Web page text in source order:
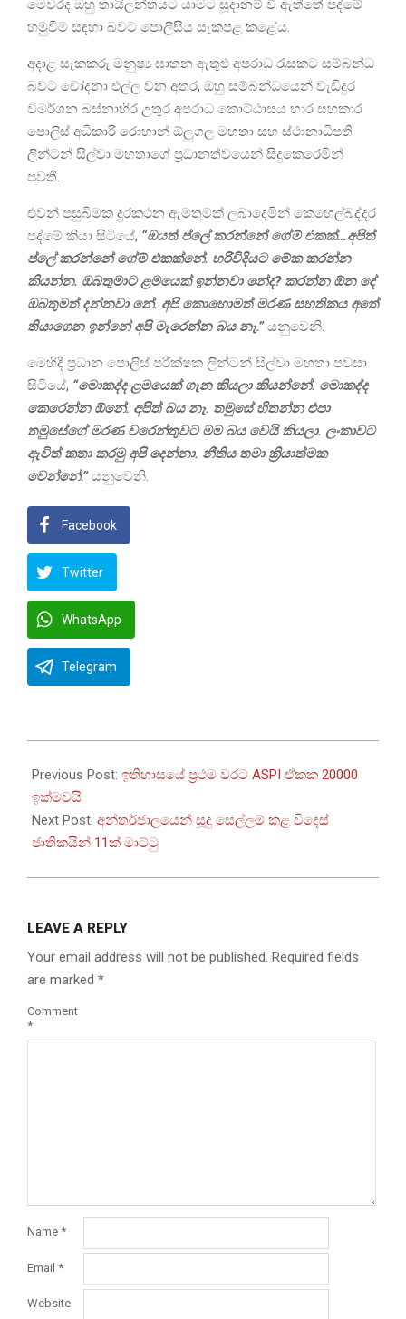
මෙවරද ඔහු තායිලන්තයට යාමට සූදානම් වී ඇත්තේ පද්මේ
හමුවීම සඳහා බවට පොලීසිය සැකපළ කළේය.
අදාළ සැකකරු මනුෂ්‍ය ඝාතන ඇතුළු අපරාධ රැසකට සම්බන්ධ
බවට චෝදනා එල්ල වන අතර, ඔහු සම්බන්ධයෙන් වැඩිදුර
විමර්ශන බස්නාහිර උතුර අපරාධ කොට්ඨාසය භාර සහකාර
පොලිස් අධිකාරි රොහාන් ඕලුගල මහතා සහ ස්ථානාධිපති
ලින්ටන් සිල්වා මහතාගේ ප්‍රධානත්වයෙන් සිදුකෙරෙමින්
පවතී.
එවන් පසුබිමක දුරකථන ඇමතුමක් ලබාදෙමින් කෙහෙල්බද්දර
පද්මේ කියා සිටියේ, “ඔයත් ප්ලේ කරන්නේ ගේම් එකක්…අපිත්
ප්ලේ කරන්නේ ගේම් එකක්නේ. හරිවිදියට මේක කරන්න
කියන්න. ඔබතුමාට ළමයෙක් ඉන්නවා නේද? කරන්න ඕන දේ
ඔබතුමත් දන්නවා නේ. අපි කොහොමත් මරණ සහතිකය අතේ
තියාගෙන ඉන්නේ අපි මැරෙන්න බය නෑ.”යනුවෙනි.
මෙහිදී ප්‍රධාන පොලිස් පරීක්ෂක ලින්ටන් සිල්වා මහතා පවසා
සිටියේ, “මොකද්ද ළමයෙක් ගැන කියලා කියන්නේ. මොකද්ද
කෙරෙන්න ඕනේ. අපිත් බය නෑ. තමුසේ හිතන්න එපා
තමුසේගේ මරණ වරෙන්තුවට මම බය වෙයි කියලා. ලංකාවට
ඇවිත් කතා කරමු අපි දෙන්නා. නීතිය තමා ක්‍රියාත්මක
වෙන්නේ.”යනුවෙනි.
Facebook
Twitter
WhatsApp
Telegram
08-
04
Previous Post: ඉතිහාසයේ ප්‍රථම වරට ASPI ඒකක 20000
ඉක්මවයි
Next Post: අන්තර්ජාලයෙන් සූදු සෙල්ලම් කළ විදෙස්
ජාතිකයින් 11ක් මාට්ටු
LEAVE A REPLY
Your email address will not be published. Required fields
are marked *
Comment
*
Name *
Email *
Website